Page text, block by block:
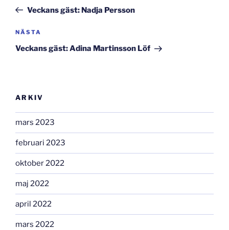
inläggVeckans gäst: Nadja Persson
Nästa
inlägg
NÄSTA
Veckans gäst: Adina Martinsson Löf
ARKIV
mars 2023
februari 2023
oktober 2022
maj 2022
april 2022
mars 2022